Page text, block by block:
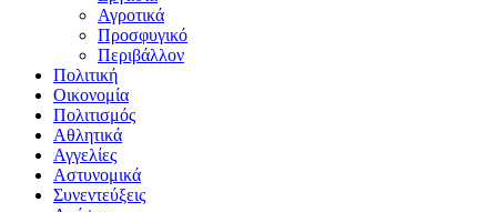
Αγροτικά
Προσφυγικό
Περιβάλλον
Πολιτική
Οικονομία
Πολιτισμός
Αθλητικά
Αγγελίες
Αστυνομικά
Συνεντεύξεις